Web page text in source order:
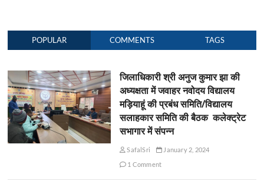
POPULAR COMMENTS TAGS
जिलाधिकारी श्री अनुज कुमार झा की
अध्यक्षता में जवाहर नवोदय विद्यालय
मड़ियाहूं की प्रबंध समिति/विद्यालय
सलाहकार समिति की बैठक कलेक्ट्रेट
सभागार में संपन्न
SafalSri
January 2, 2024
1 Comment